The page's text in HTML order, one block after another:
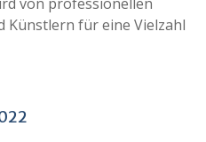
Künstlern für eine Vielzahl